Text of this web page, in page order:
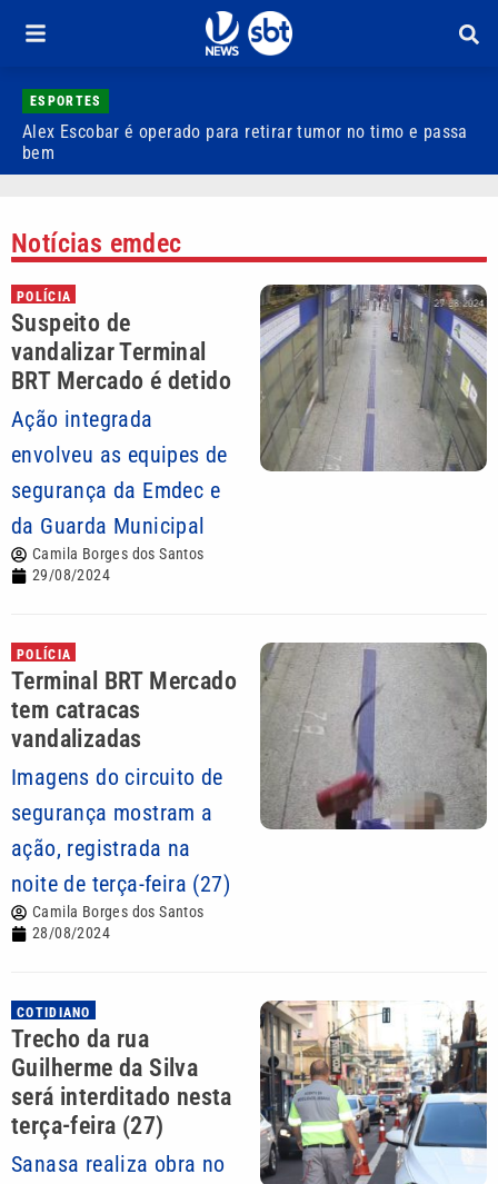
ESPORTES
Alex Escobar é operado para retirar tumor no timo e passa
bem
Notícias emdec
POLÍCIA
Suspeito de
vandalizar Terminal
BRT Mercado é detido
Ação integrada
envolveu as equipes de
segurança da Emdec e
da Guarda Municipal
Camila Borges dos Santos
29/08/2024
POLÍCIA
Terminal BRT Mercado
tem catracas
vandalizadas
Imagens do circuito de
segurança mostram a
ação, registrada na
noite de terça-feira (27)
Camila Borges dos Santos
28/08/2024
COTIDIANO
Trecho da rua
Guilherme da Silva
será interditado nesta
terça-feira (27)
Sanasa realiza obra no